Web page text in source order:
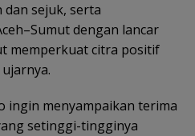
dan sejuk, serta
dengan lancar
memperkuat citra positif
ingin menyampaikan terima
setinggi-tingginya